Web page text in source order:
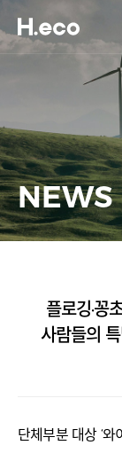
NEWS
플로깅·꽁
사람들의
단체부분 대상 ‘와